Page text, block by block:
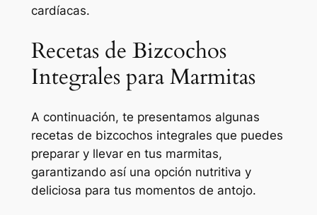
cardíacas.
Recetas de Bizcochos
Integrales para Marmitas
A continuación, te presentamos algunas
recetas de bizcochos integrales que puedes
preparar y llevar en tus marmitas,
garantizando así una opción nutritiva y
deliciosa para tus momentos de antojo.